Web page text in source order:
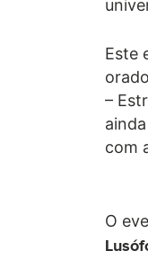
Este
–
com
O